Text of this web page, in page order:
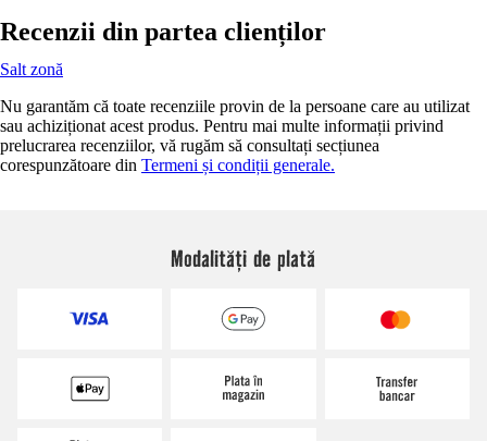
Recenzii din partea clienților
Salt zonă
Nu garantăm că toate recenziile provin de la persoane care au utilizat
sau achiziționat acest produs. Pentru mai multe informații privind
prelucrarea recenziilor, vă rugăm să consultați secțiunea
corespunzătoare din Termeni și condiții generale.
Modalități de plată